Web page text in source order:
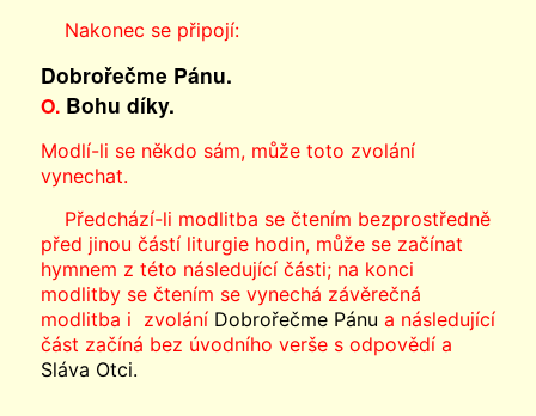
Nakonec se připojí:
Dobrořečme Pánu.
O.Bohu díky.
Modlí-li se někdo sám, může toto zvolání
vynechat.
Předchází-li modlitba se čtením bezprostředně
před jinou částí liturgie hodin, může se začínat
hymnem z této následující části; na konci
modlitby se čtením se vynechá závěrečná
modlitba i zvolání Dobrořečme Pánu a následující
část začíná bez úvodního verše s odpovědí a
Sláva Otci.